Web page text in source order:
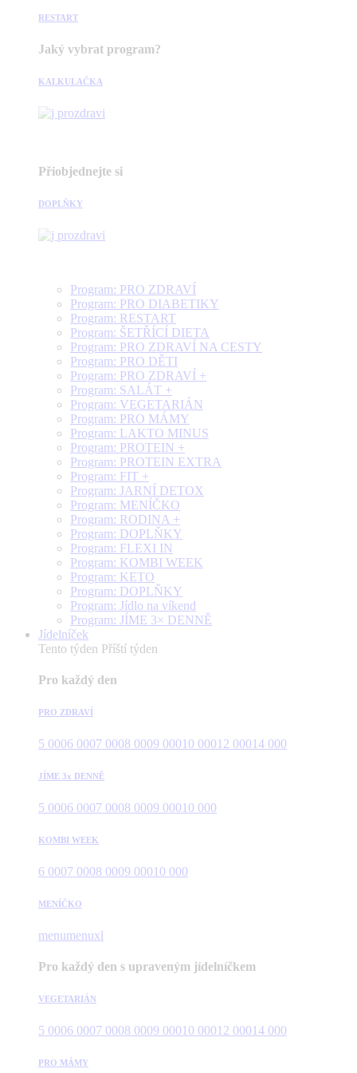
RESTART
Jaký vybrat program?
KALKULAČKA
Přiobjednejte si
DOPLŇKY
Program: PRO ZDRAVÍ
Program: PRO DIABETIKY
Program: RESTART
Program: ŠETŘÍCÍ DIETA
Program: PRO ZDRAVÍ NA CESTY
Program: PRO DĚTI
Program: PRO ZDRAVÍ +
Program: SALÁT +
Program: VEGETARIÁN
Program: PRO MÁMY
Program: LAKTO MINUS
Program: PROTEIN +
Program: PROTEIN EXTRA
Program: FIT +
Program: JARNÍ DETOX
Program: MENÍČKO
Program: RODINA +
Program: DOPLŇKY
Program: FLEXI IN
Program: KOMBI WEEK
Program: KETO
Program: DOPLŇKY
Program: Jídlo na víkend
Program: JÍME 3× DENNĚ
Jídelníček
Tento týden Příští týden
Pro každý den
PRO ZDRAVÍ
5 0006 0007 0008 0009 00010 00012 00014 000
JÍME 3x DENNĚ
5 0006 0007 0008 0009 00010 000
KOMBI WEEK
6 0007 0008 0009 00010 000
MENÍČKO
menumenuxl
Pro každý den s upraveným jídelníčkem
VEGETARIÁN
5 0006 0007 0008 0009 00010 00012 00014 000
PRO MÁMY